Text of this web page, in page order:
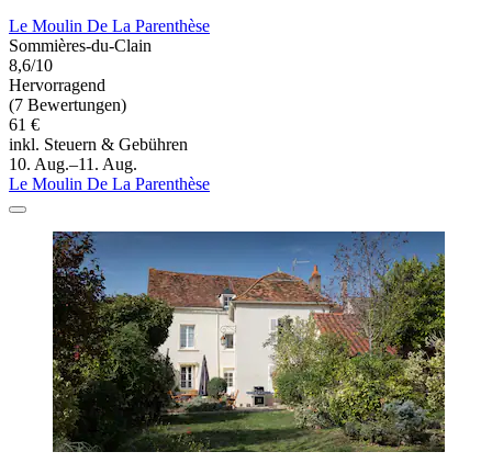
Le Moulin De La Parenthèse
Sommières-du-Clain
8,6/10
Hervorragend
(7 Bewertungen)
61 €
inkl. Steuern & Gebühren
10. Aug.–11. Aug.
Le Moulin De La Parenthèse